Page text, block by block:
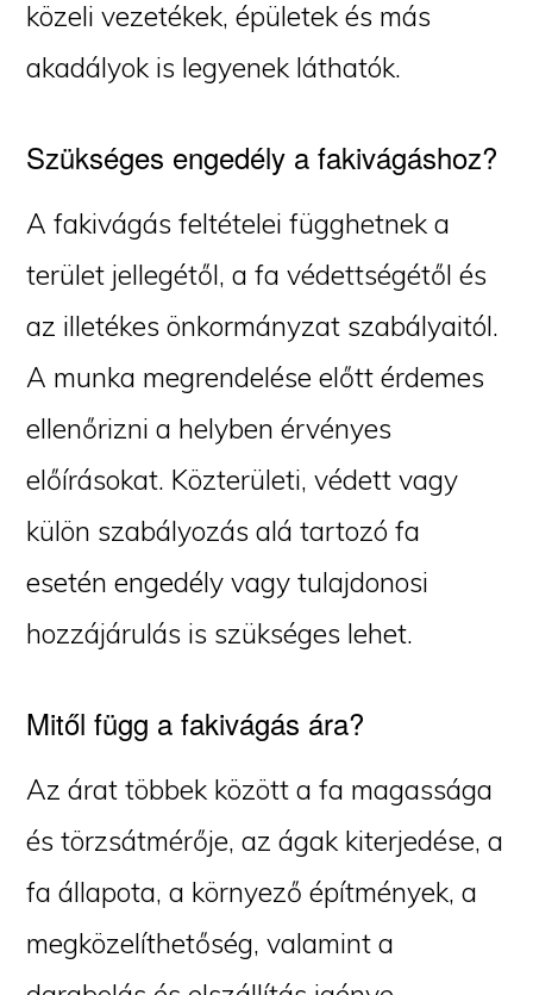
közeli vezetékek, épületek és más
akadályok is legyenek láthatók.
Szükséges engedély a fakivágáshoz?
A fakivágás feltételei függhetnek a
terület jellegétől, a fa védettségétől és
az illetékes önkormányzat szabályaitól.
A munka megrendelése előtt érdemes
ellenőrizni a helyben érvényes
előírásokat. Közterületi, védett vagy
külön szabályozás alá tartozó fa
esetén engedély vagy tulajdonosi
hozzájárulás is szükséges lehet.
Mitől függ a fakivágás ára?
Az árat többek között a fa magassága
és törzsátmérője, az ágak kiterjedése, a
fa állapota, a környező építmények, a
megközelíthetőség, valamint a